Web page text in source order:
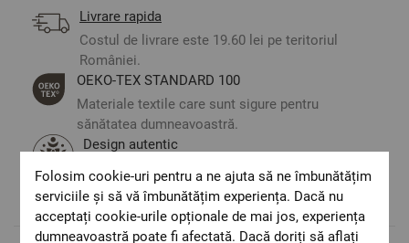
Livrare rapida
Costul de livrare este 19.60 lei pe teritoriul
României.
ОЕКО-ТЕX STANDARD 100
Materiale textile care sunt sigure pentru
sănătatea dumneavoastră.
Design autentic
Culori și imprimeuri pentru orice stil și
preferință.
Folosim cookie-uri pentru a ne ajuta să ne îmbunătățim
serviciile și să vă îmbunătățim experiența. Dacă nu
acceptați cookie-urile opționale de mai jos, experiența
dumneavoastră poate fi afectată. Dacă doriți să aflați